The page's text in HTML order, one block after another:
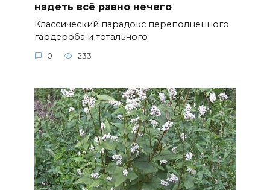
надеть всё равно нечего
Классический парадокс переполненного
гардероба и тотального
0 233